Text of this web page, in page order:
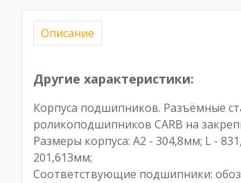
Описание
Другие характеристики:
Корпуса подшипников. Разъёмные
роликоподшипников CARB на
Размеры корпуса: A2 - 304,8мм; L -
201,613мм;
Соответствующие подшипники: